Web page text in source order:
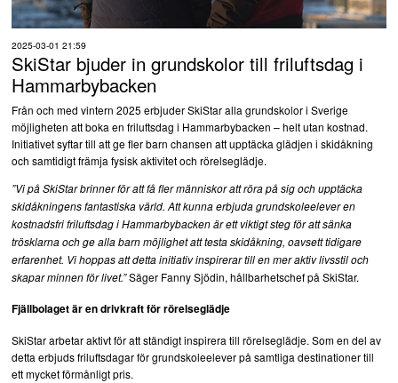
2025-03-01 21:59
SkiStar bjuder in grundskolor till friluftsdag i
Hammarbybacken
Från och med vintern 2025 erbjuder SkiStar alla grundskolor i Sverige
möjligheten att boka en friluftsdag i Hammarbybacken – helt utan kostnad.
Initiativet syftar till att ge fler barn chansen att upptäcka glädjen i skidåkning
och samtidigt främja fysisk aktivitet och rörelseglädje.
”Vi på SkiStar brinner för att få fler människor att röra på sig och upptäcka
skidåkningens fantastiska värld. Att kunna erbjuda grundskoleelever en
kostnadsfri friluftsdag i Hammarbybacken är ett viktigt steg för att sänka
trösklarna och ge alla barn möjlighet att testa skidåkning, oavsett tidigare
erfarenhet. Vi hoppas att detta initiativ inspirerar till en mer aktiv livsstil och
skapar minnen för livet.”Säger Fanny Sjödin, hållbarhetschef på SkiStar.
Fjällbolaget är en drivkraft för rörelseglädje
SkiStar arbetar aktivt för att ständigt inspirera till rörelseglädje. Som en del av
detta erbjuds friluftsdagar för grundskoleelever på samtliga destinationer till
ett mycket förmånligt pris.